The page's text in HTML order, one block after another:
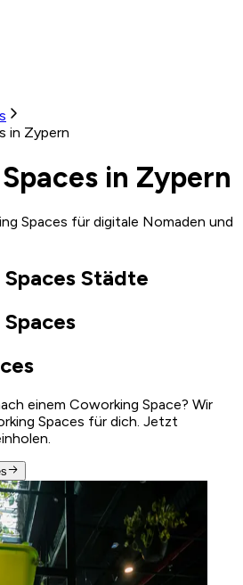
in Zypern
in Zypern
Spaces für digitale Nomaden und
Städte
einem Coworking Space? Wir
Spaces für dich. Jetzt